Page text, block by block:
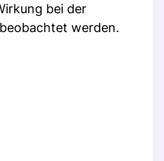
bei der
werden.